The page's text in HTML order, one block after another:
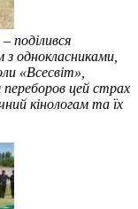
поділився
з однокласниками,
«Всесвіт»,
переборов цей страх
кінологам та їх